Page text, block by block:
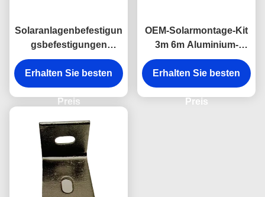
Solaranlagenbefestigun
gsbefestigungen
SUS304 Al6005
Solardachbefestigunge
n
Erhalten Sie besten
Preis
OEM-Solarmontage-Kit
3m 6m Aluminium-
Solarplatten Montage
Schienen
Erhalten Sie besten
Preis